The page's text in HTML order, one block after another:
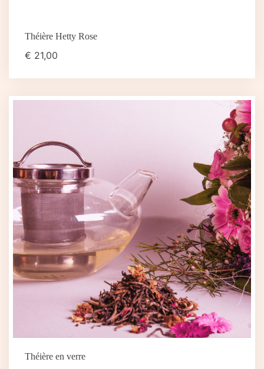
Théière Hetty Rose
€ 21,00
Théière en verre